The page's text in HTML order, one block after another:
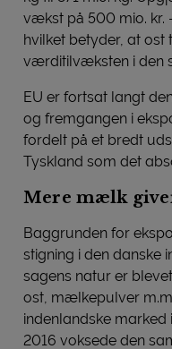
vækst på 500 mio. kr.
hvilket betyder, at ost
værditilvæksten i den
EU er fortsat langt
og fremgangen i
fordelt på et bredt
Tyskland som det
Mere mælk
Baggrunden for
stigning i den danske
sagens natur er
ost, mælkepulver
indenlandske
2016 voksede den